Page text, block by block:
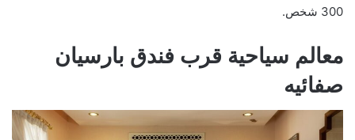
300 شخص.
معالم سياحية قرب فندق بارسيان
صفائيه